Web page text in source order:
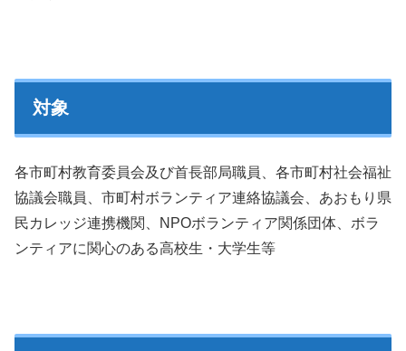
対象
各市町村教育委員会及び首長部局職員、各市町村社会福祉
協議会職員、市町村ボランティア連絡協議会、あおもり県
民カレッジ連携機関、NPOボランティア関係団体、ボラ
ンティアに関心のある高校生・大学生等